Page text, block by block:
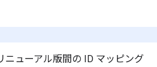
ニューアル版間の ID マッピング